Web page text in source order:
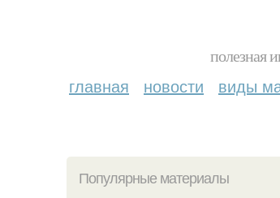
полезная
главная новости виды
Популярные материалы